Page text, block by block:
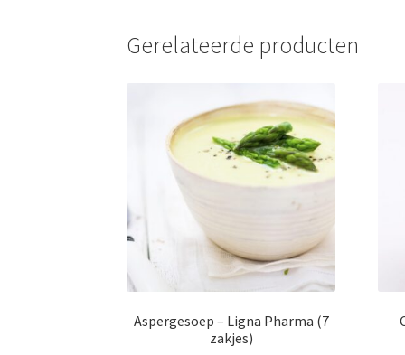
Gerelateerde producten
Aspergesoep – Ligna Pharma (7
zakjes)